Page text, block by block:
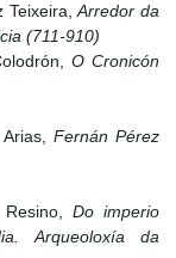
Teixeira,Arredor da
(711-910)
O Cronicón
Fernán Pérez
Do imperio
Arqueoloxía da